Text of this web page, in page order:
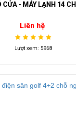
CỬA - MÁY LẠNH 14
Liên hệ
Lượt xem: 5968